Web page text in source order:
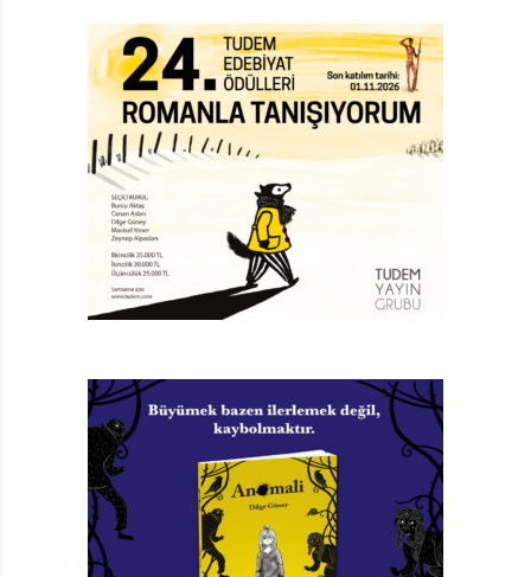
toplumun bireyi biçimlendirdiği kadar bireyin de
toplumu biçimlendirdiğini ve toplumun ideallerine
uymaya çalışırken aslında bu algıyı birey olarak bizim
yarattığımızın altını çiziyor. Dahası tek bir kişinin bile
bütünün bir parçası olarak değişimi başlatabileceğini
ifade ediyor. Farklı fonlar, pastel tonlar ve özgün
figürler ile kısacık, yalın cümlelerin oluşturduğu
gösterişsiz ve sakin bir üsluba sahip kitap, bu sayede
derin bir mevzuyu basitçe aktarmayı başarıyor.